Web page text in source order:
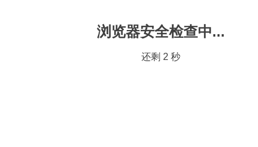
浏览器安全检查中...
还剩 2 秒